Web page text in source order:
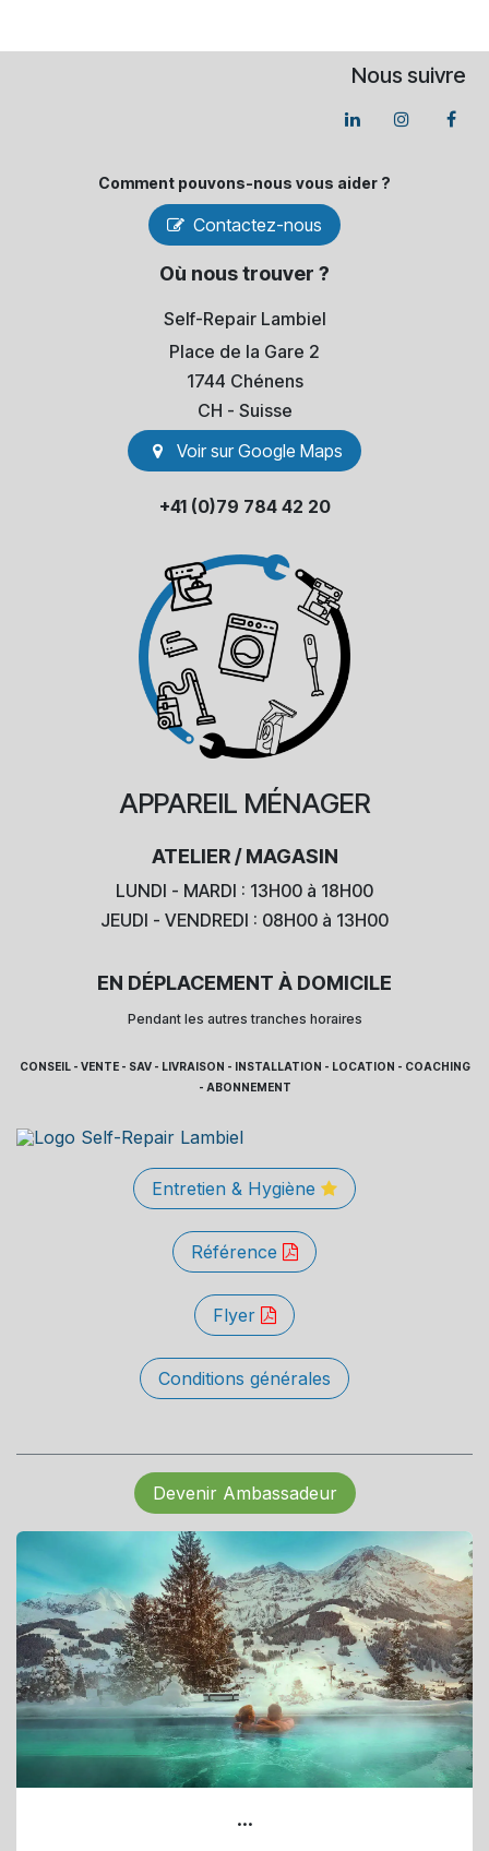
Nous suivre
Comment pouvons-​nous vous aider ?
Contactez-nous
Où nous trouver ?
Self-Repair Lambiel
Place de la Gare 2
1744 Chénens
​CH - Suisse
Voir sur Go​​ogle Maps
+41 (0)79 784 42 20
APPAREIL MÉNAGER
ATELIER / MAGASIN
LUNDI - MARDI : 13H00 à 18H00
JEUDI - VENDREDI : 08H00 à 13H00
EN DÉPLACEMENT À DOMICILE
Pendant les autres tranches horaires
CONSEIL - VENTE - SAV - LIVRAISON - INSTALLATION - LOCATION - COACHING
- ABONNEMENT
Entretien & Hygiène
Référence
Flyer
Conditions générales
Devenir Ambassadeur
...